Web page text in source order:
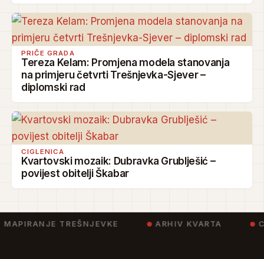
PRIČE GRADA
Tereza Kelam: Promjena modela stanovanja
na primjeru četvrti Trešnjevka-Sjever –
diplomski rad
CIGLENICA
Kvartovski mozaik: Dubravka Grublješić –
povijest obitelji Škabar
TREŠNJEVKE ARHIV KVARTA